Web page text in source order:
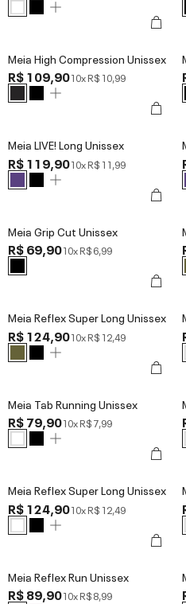
Meia High Compression Unissex
R$ 109,9010xR$ 10,99
Meia LIVE! Long Unissex
R$ 119,9010xR$ 11,99
Meia Grip Cut Unissex
R$ 69,9010xR$ 6,99
Meia Reflex Super Long Unissex
R$ 124,9010xR$ 12,49
Meia Tab Running Unissex
R$ 79,9010xR$ 7,99
Meia Reflex Super Long Unissex
R$ 124,9010xR$ 12,49
Meia Reflex Run Unissex
R$ 89,9010xR$ 8,99